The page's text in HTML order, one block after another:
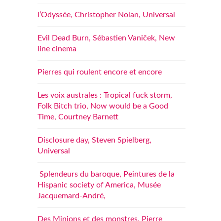
l’Odyssée, Christopher Nolan, Universal
Evil Dead Burn, Sébastien Vaniček, New
line cinema
Pierres qui roulent encore et encore
Les voix australes : Tropical fuck storm,
Folk Bitch trio, Now would be a Good
Time, Courtney Barnett
Disclosure day, Steven Spielberg,
Universal
Splendeurs du baroque, Peintures de la
Hispanic society of America, Musée
Jacquemard-André,
Des Minions et des monstres, Pierre